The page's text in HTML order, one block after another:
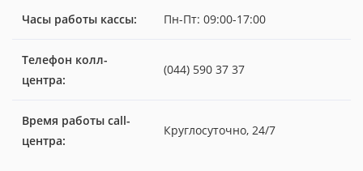
Часы работы кассы: Пн-Пт: 09:00-17:00
Телефон колл-
центра:
(044) 590 37 37
Время работы call-
центра:
Круглосуточно, 24/7